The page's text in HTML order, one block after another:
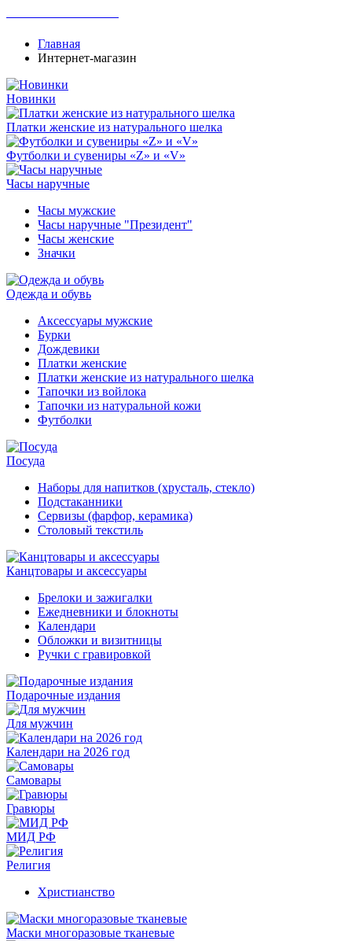
Главная
Интернет-магазин
Новинки
Платки женские из натурального шелка
Футболки и сувениры «Z» и «V»
Часы наручные
Часы мужские
Часы наручные "Президент"
Часы женские
Значки
Одежда и обувь
Аксессуары мужские
Бурки
Дождевики
Платки женские
Платки женские из натурального шелка
Тапочки из войлока
Тапочки из натуральной кожи
Футболки
Посуда
Наборы для напитков (хрусталь, стекло)
Подстаканники
Сервизы (фарфор, керамика)
Столовый текстиль
Канцтовары и аксессуары
Брелоки и зажигалки
Ежедневники и блокноты
Календари
Обложки и визитницы
Ручки с гравировкой
Подарочные издания
Для мужчин
Календари на 2026 год
Самовары
Гравюры
МИД РФ
Религия
Христианство
Маски многоразовые тканевые